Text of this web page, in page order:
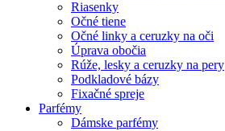
Riasenky
Očné tiene
Očné linky a ceruzky na oči
Úprava obočia
Rúže, lesky a ceruzky na pery
Podkladové bázy
Fixačné spreje
Parfémy
Dámske parfémy